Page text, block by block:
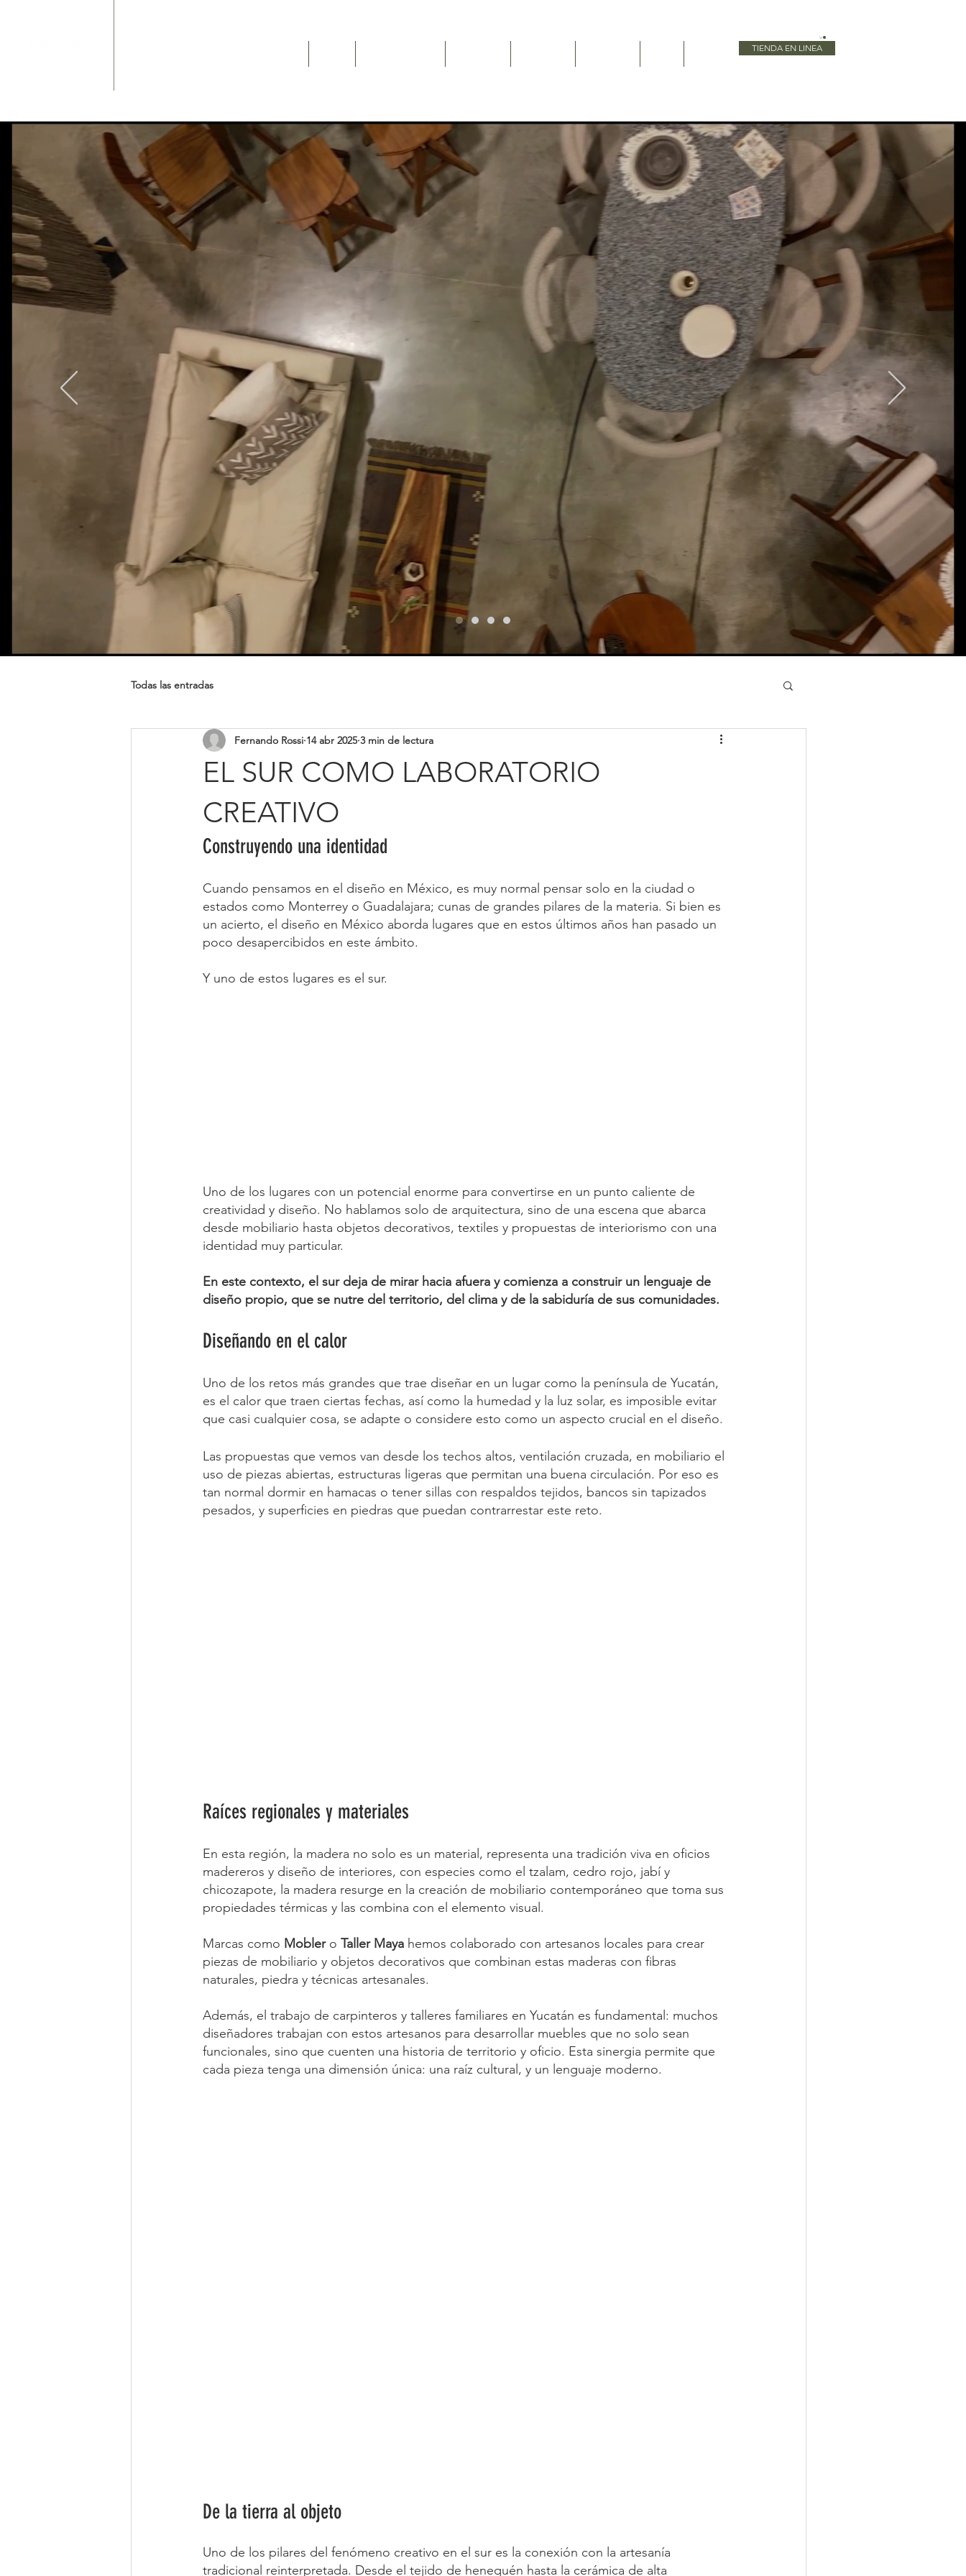
TIENDA EN LINEA
Todas las entradas
EL SUR COMO LABORATORIO
CREATIVO
Fernando Rossi 14 abr 2025 3 min de lectura
Construyendo una identidad
Cuando pensamos en el diseño en México, es muy normal pensar solo en la ciudad o
estados como Monterrey o Guadalajara; cunas de grandes pilares de la materia. Si bien es
un acierto, el diseño en México aborda lugares que en estos últimos años han pasado un
poco desapercibidos en este ámbito.
Y uno de estos lugares es el sur.
Uno de los lugares con un potencial enorme para convertirse en un punto caliente de
creatividad y diseño. No hablamos solo de arquitectura, sino de una escena que abarca
desde mobiliario hasta objetos decorativos, textiles y propuestas de interiorismo con una
identidad muy particular.
En este contexto, el sur deja de mirar hacia afuera y comienza a construir un lenguaje de
diseño propio, que se nutre del territorio, del clima y de la sabiduría de sus comunidades.
Diseñando en el calor
Uno de los retos más grandes que trae diseñar en un lugar como la península de Yucatán,
es el calor que traen ciertas fechas, así como la humedad y la luz solar, es imposible evitar
que casi cualquier cosa, se adapte o considere esto como un aspecto crucial en el diseño.
Las propuestas que vemos van desde los techos altos, ventilación cruzada, en mobiliario el
uso de piezas abiertas, estructuras ligeras que permitan una buena circulación. Por eso es
tan normal dormir en hamacas o tener sillas con respaldos tejidos, bancos sin tapizados
pesados, y superficies en piedras que puedan contrarrestar este reto.
Raíces regionales y materiales
En esta región, la madera no solo es un material, representa una tradición viva en oficios
madereros y diseño de interiores, con especies como el tzalam, cedro rojo, jabí y
chicozapote, la madera resurge en la creación de mobiliario contemporáneo que toma sus
propiedades térmicas y las combina con el elemento visual.
Marcas como Mobler o Taller Maya hemos colaborado con artesanos locales para crear
piezas de mobiliario y objetos decorativos que combinan estas maderas con fibras
naturales, piedra y técnicas artesanales.
Además, el trabajo de carpinteros y talleres familiares en Yucatán es fundamental: muchos
diseñadores trabajan con estos artesanos para desarrollar muebles que no solo sean
funcionales, sino que cuenten una historia de territorio y oficio. Esta sinergia permite que
cada pieza tenga una dimensión única: una raíz cultural, y un lenguaje moderno.
De la tierra al objeto
Uno de los pilares del fenómeno creativo en el sur es la conexión con la artesanía
tradicional reinterpretada. Desde el tejido de henequén hasta la cerámica de alta